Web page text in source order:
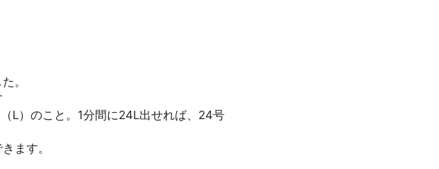
。
L）のこと。1分間に24L出せれば、24号
ます。